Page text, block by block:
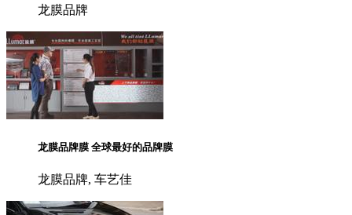
龙膜品牌
龙膜品牌膜 全球最好的品牌膜
龙膜品牌, 车艺佳